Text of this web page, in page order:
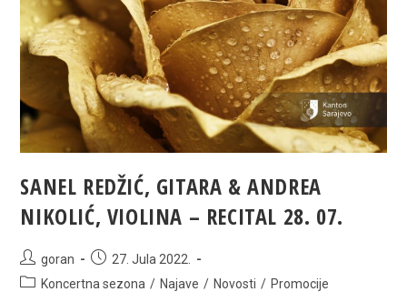
SANEL REDŽIĆ, GITARA & ANDREA
NIKOLIĆ, VIOLINA – RECITAL 28. 07.
Post
author:
goran
Post27. Jula 2022.
PostKoncertna sezona / Najave / Novosti / Promocije